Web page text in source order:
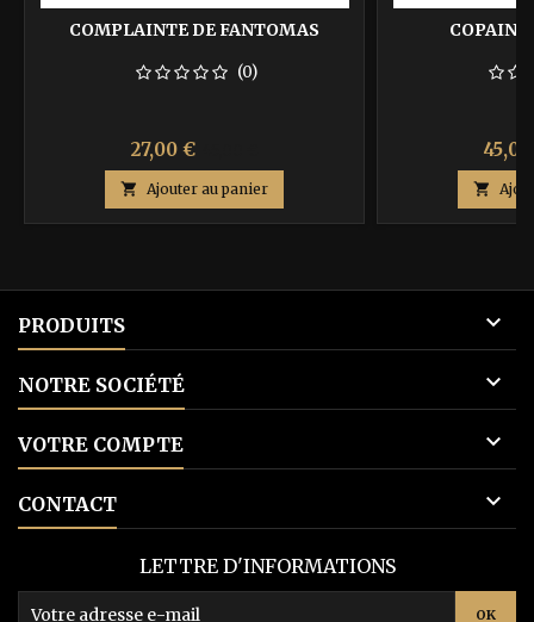
COMPLAINTE DE FANTOMAS
(0)
Prix
27,00 €
base
 Ajouter au panier
COPAINS
Prix

PRODUITS 
NOTRE SOCIÉTÉ 
VOTRE COMPTE 
CONTACT 
LETTRE D'INFORMATIONS